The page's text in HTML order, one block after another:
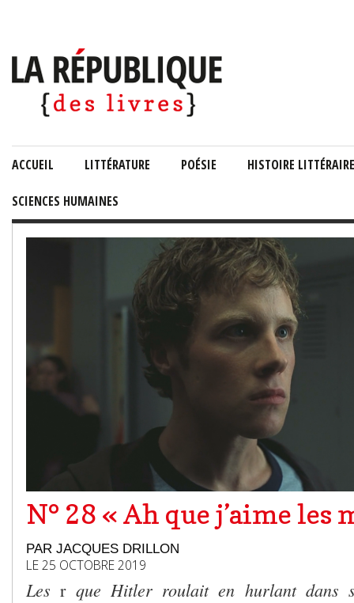
ACCUEIL LITTÉRATURE POÉSIE HISTOIRE LITTÉRAIRE
SCIENCES HUMAINES
N° 28 « Ah que j’aime
PAR JACQUES DRILLON
LE 25 OCTOBRE 2019
Les rque Hitler roulait en hurlant dans